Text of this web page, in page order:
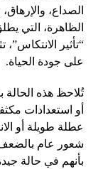
الصداع،
الظاهرة، التي
“تأثير الانتكاس”،
على جودة الحياة.
تُلاحظ هذه
أو استعدادات
عطلة طويلة أو
شعور عام
بأنهم في حالة